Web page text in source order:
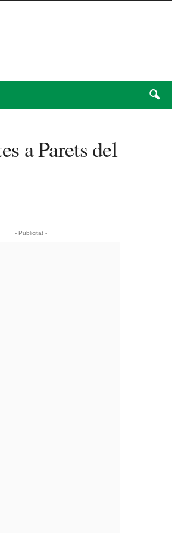
a Parets del
- Publicitat -